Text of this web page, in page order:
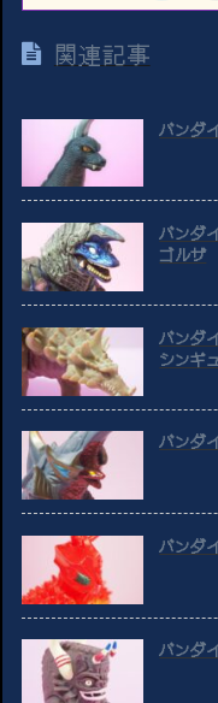
関連記事
バンダ
バンダ
ゴルザ
バンダ
シンギ
バンダ
バンダ
バンダ